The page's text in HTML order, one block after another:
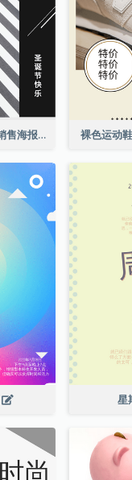
简单的黑白照片假期销售海报 裸色运动
星